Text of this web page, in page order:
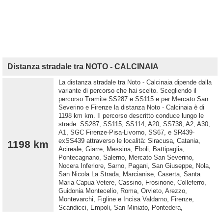
Distanza stradale tra NOTO - CALCINAIA
1198 km
La distanza stradale tra Noto - Calcinaia dipende dalla
variante di percorso che hai scelto. Scegliendo il
percorso Tramite SS287 e SS115 e per Mercato San
Severino e Firenze la distanza Noto - Calcinaia è di
1198 km km. Il percorso descritto conduce lungo le
strade: SS287, SS115, SS114, A20, SS738, A2, A30,
A1, SGC Firenze-Pisa-Livorno, SS67, e SR439-
exSS439 attraverso le località: Siracusa, Catania,
Acireale, Giarre, Messina, Eboli, Battipaglia,
Pontecagnano, Salerno, Mercato San Severino,
Nocera Inferiore, Sarno, Pagani, San Giuseppe, Nola,
San Nicola La Strada, Marcianise, Caserta, Santa
Maria Capua Vetere, Cassino, Frosinone, Colleferro,
Guidonia Montecelio, Roma, Orvieto, Arezzo,
Montevarchi, Figline e Incisa Valdarno, Firenze,
Scandicci, Empoli, San Miniato, Pontedera,